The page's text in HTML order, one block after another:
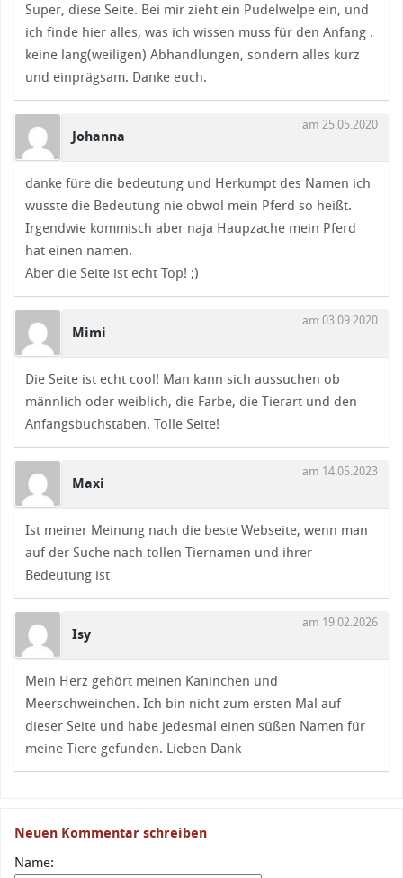
Super, diese Seite. Bei mir zieht ein Pudelwelpe ein, und
ich finde hier alles, was ich wissen muss für den Anfang .
keine lang(weiligen) Abhandlungen, sondern alles kurz
und einprägsam. Danke euch.
Johanna
am 25.05.2020
danke füre die bedeutung und Herkumpt des Namen ich
wusste die Bedeutung nie obwol mein Pferd so heißt.
Irgendwie kommisch aber naja Haupzache mein Pferd
hat einen namen.
Aber die Seite ist echt Top! ;)
Mimi
am 03.09.2020
Die Seite ist echt cool! Man kann sich aussuchen ob
männlich oder weiblich, die Farbe, die Tierart und den
Anfangsbuchstaben. Tolle Seite!
Maxi
am 14.05.2023
Ist meiner Meinung nach die beste Webseite, wenn man
auf der Suche nach tollen Tiernamen und ihrer
Bedeutung ist
Isy
am 19.02.2026
Mein Herz gehört meinen Kaninchen und
Meerschweinchen. Ich bin nicht zum ersten Mal auf
dieser Seite und habe jedesmal einen süßen Namen für
meine Tiere gefunden. Lieben Dank
Neuen Kommentar schreiben
Name: